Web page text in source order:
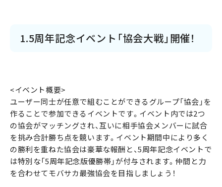
1.5周年記念イベント「協会大戦」開催！
<イベント概要>
ユーザー同士が任意で組むことができるグループ「協会」を
作ることで参加できるイベントです。イベント内では2つ
の協会がマッチングされ、互いに相手協会メンバーに試合
を挑み合計勝ち点を競います。イベント期間中により多く
の勝利を重ねた協会は豪華な報酬と、5周年記念イベントで
は特別な「5周年記念版優勝帯」が付与されます。仲間と力
を合わせてモバサカ最強協会を目指しましょう！